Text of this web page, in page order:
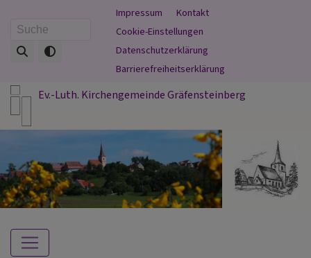
zum
Suche
Fußbereichsmenü
Impressum
Kontakt
Cookie-Einstellungen
Datenschutzerklärung
Barrierefreiheitserklärung
Ev.-Luth. Kirchengemeinde Gräfensteinberg
Hauptnavigation